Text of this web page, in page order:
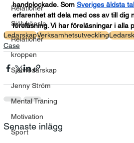
Relationer
Självkänsla
Relationer
kroppen
Självledarskap
Jenny Ström
Mental Träning
Motivation
Sport
handplockade. Som Sveriges äldsta
erfarenhet att dela med oss av till dig
föreläsning. Vi har föreläsningar i alla
LedarskapVerksamhetsutveckling
Case
Senaste inlägg